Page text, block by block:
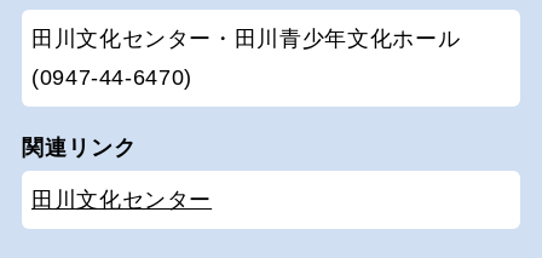
田川文化センター・田川青少年文化ホール
(0947-44-6470)
関連リンク
田川文化センター